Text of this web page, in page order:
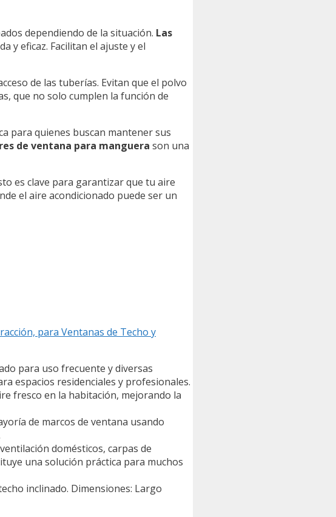
dependiendo de la situación. Las
y eficaz. Facilitan el ajuste y el
de las tuberías. Evitan que el polvo
que no solo cumplen la función de
para quienes buscan mantener sus
de ventana para manguera son una
es clave para garantizar que tu aire
el aire acondicionado puede ser un
para Ventanas de Techo y
para uso frecuente y diversas
espacios residenciales y profesionales.
fresco en la habitación, mejorando la
de marcos de ventana usando
domésticos, carpas de
una solución práctica para muchos
inclinado. Dimensiones: Largo